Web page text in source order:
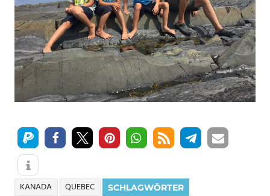
SCHLAGWÖRTER
KANADA QUEBEC